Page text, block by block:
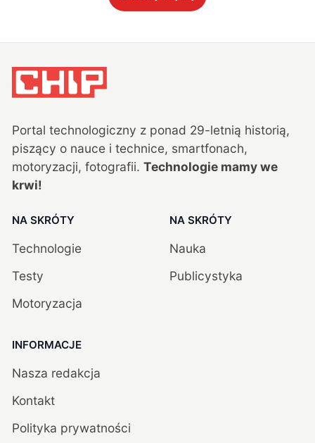
Portal technologiczny z ponad 29-letnią historią,
piszący o nauce i technice, smartfonach,
motoryzacji, fotografii. Technologie mamy we
krwi!
NA SKRÓTY
Technologie
Testy
Motoryzacja
NA SKRÓTY
Nauka
Publicystyka
INFORMACJE
Nasza redakcja
Kontakt
Polityka prywatności